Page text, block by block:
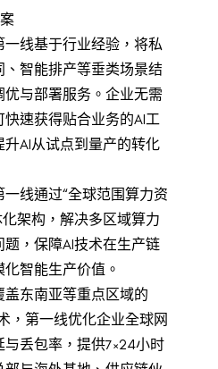
线基于行业经验，将私
智能排产等垂类场景结
与部署服务。企业无需
速获得贴合业务的AI工
AI从试点到量产的转化
线通过“全球范围算力资
架构，解决多区域算力
，保障AI技术在生产链
智能生产价值。
东南亚等重点区域的
，第一线优化企业全球网
丢包率，提供7×24小时